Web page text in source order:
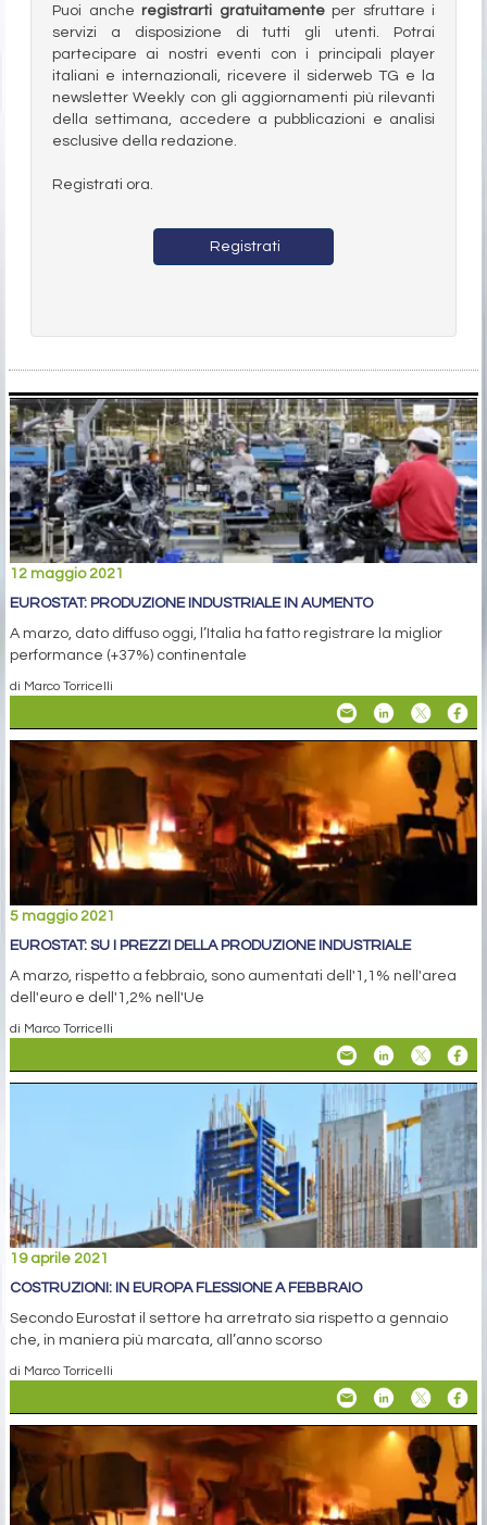
Puoi anche registrarti gratuitamenteper sfruttare i
servizi a disposizione di tutti gli utenti. Potrai
partecipare ai nostri eventi con i principali player
italiani e internazionali, ricevere il siderweb TG e la
newsletter Weekly con gli aggiornamenti più rilevanti
della settimana, accedere a pubblicazioni e analisi
esclusive della redazione.
Registrati ora.
Registrati
12 maggio 2021
EUROSTAT: PRODUZIONE INDUSTRIALE IN AUMENTO
A marzo, dato diffuso oggi, l’Italia ha fatto registrare la miglior
performance (+37%) continentale
di Marco Torricelli
5 maggio 2021
EUROSTAT: SU I PREZZI DELLA PRODUZIONE INDUSTRIALE
A marzo, rispetto a febbraio, sono aumentati dell'1,1% nell'area
dell'euro e dell'1,2% nell'Ue
di Marco Torricelli
19 aprile 2021
COSTRUZIONI: IN EUROPA FLESSIONE A FEBBRAIO
Secondo Eurostat il settore ha arretrato sia rispetto a gennaio
che, in maniera più marcata, all’anno scorso
di Marco Torricelli